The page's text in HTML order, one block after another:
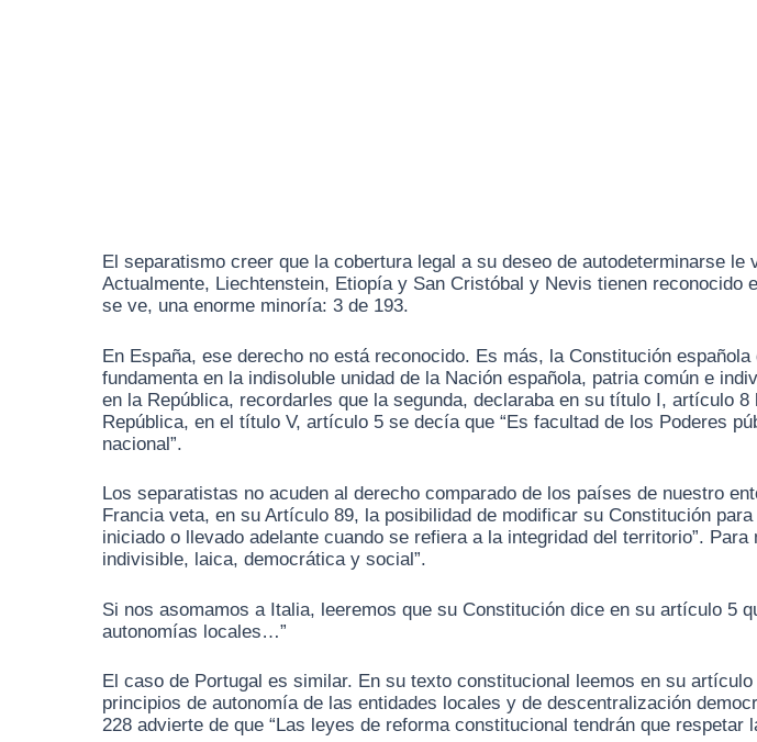
El separatismo creer que la cobertura legal a su deseo de autodeterminarse
Actualmente, Liechtenstein, Etiopía y San Cristóbal y Nevis tienen
se ve, una enorme minoría: 3 de 193.
En España, ese derecho no está reconocido. Es más, la Constitución
fundamenta en la indisoluble unidad de la Nación española, patria común e
en la República, recordarles que la segunda, declaraba en su título I, artículo
República, en el título V, artículo 5 se decía que “Es facultad de los Poderes
nacional”.
Los separatistas no acuden al derecho comparado de los países de nuestro
Francia veta, en su Artículo 89, la posibilidad de modificar su Constitución
iniciado o llevado adelante cuando se refiera a la integridad del territorio”.
indivisible, laica, democrática y social”.
Si nos asomamos a Italia, leeremos que su Constitución dice en su artículo 5
autonomías locales…”
El caso de Portugal es similar. En su texto constitucional leemos en su
principios de autonomía de las entidades locales y de descentralización
228 advierte de que “Las leyes de reforma constitucional tendrán que respetar